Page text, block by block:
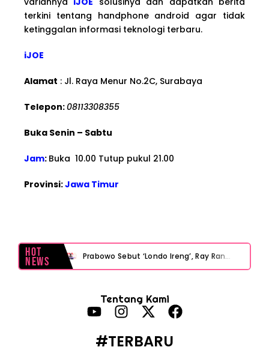
terkini tentang handphone android agar tidak
ketinggalan informasi teknologi terbaru.
iJOE
Alamat : Jl. Raya Menur No.2C, Surabaya
Telepon:08113308355
Buka Senin – Sabtu
Jam: Buka 10.00 Tutup pukul 21.00
Provinsi:Jawa Timur
Hot
News Prabowo Sebut ‘Londo Ireng’, Ray Rangkuti Desak DPR Bersikap, Ini Ulasan Politiknya
Tentang Kami
#TERBARU